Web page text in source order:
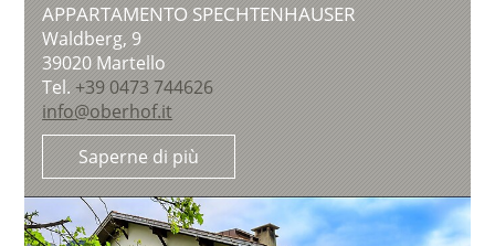
APPARTAMENTO SPECHTENHAUSER
Waldberg, 9
39020 Martello
Tel.+39 0473 744626
info@oberhof.it
Saperne di più